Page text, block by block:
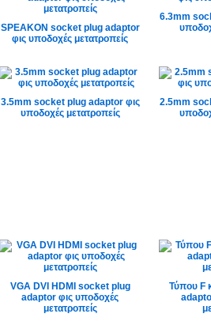
SPEAKON socket plug adaptor
φις υποδοχές μετατροπείς
6.3mm
3.5mm socket plug adaptor φις
υποδοχές μετατροπείς
2.5mm
VGA DVI HDMI socket plug
adaptor φις υποδοχές
μετατροπείς
Τύπου F